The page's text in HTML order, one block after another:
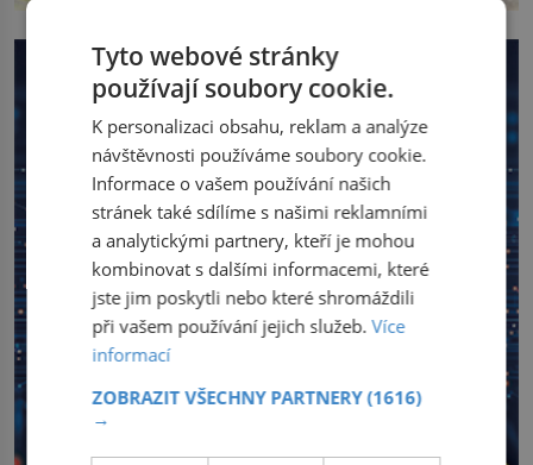
Tyto webové stránky
používají soubory cookie.
K personalizaci obsahu, reklam a analýze
návštěvnosti používáme soubory cookie.
Informace o vašem používání našich
stránek také sdílíme s našimi reklamními
a analytickými partnery, kteří je mohou
kombinovat s dalšími informacemi, které
jste jim poskytli nebo které shromáždili
při vašem používání jejich služeb.Více
informací
ZOBRAZIT VŠECHNY PARTNERY(1616)
→